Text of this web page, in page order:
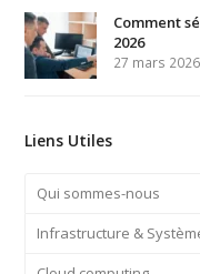
Comment
2026
27 mars 2026
Liens Utiles
Qui sommes-nous
Infrastructure &